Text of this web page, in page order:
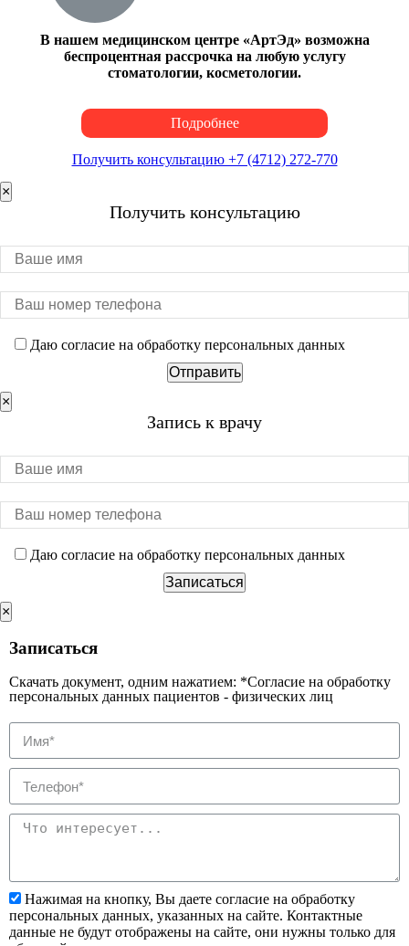
В нашем медицинском центре «АртЭд» возможна
беспроцентная рассрочка на любую услугу
стоматологии, косметологии.
Подробнее
Получить консультацию +7 (4712) 272-770
×
Получить консультацию
Даю согласие на обработку персональных данных
×
Запись к врачу
Даю согласие на обработку персональных данных
×
Записаться
Скачать документ, одним нажатием: *Согласие на обработку
персональных данных пациентов - физических лиц
Нажимая на кнопку, Вы даете согласие на обработку
персональных данных, указанных на сайте. Контактные
данные не будут отображены на сайте, они нужны только для